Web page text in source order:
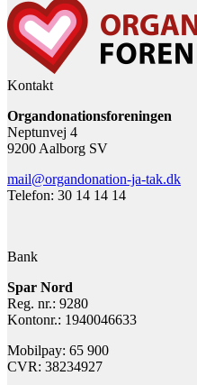
Kontakt
Organdonationsforeningen
Neptunvej 4
9200 Aalborg SV
mail@organdonation-ja-tak.dk
Telefon: 30 14 14 14
Bank
Spar Nord
Reg. nr.: 9280
Kontonr.: 1940046633
Mobilpay: 65 900
CVR: 38234927